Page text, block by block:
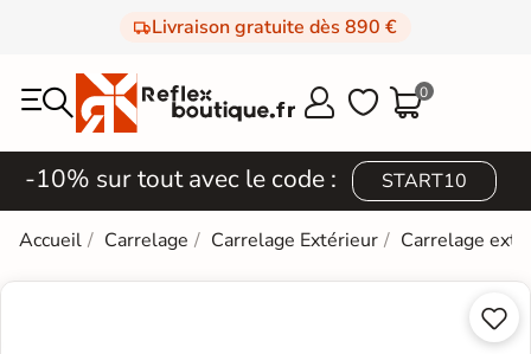
Livraison gratuite dès 890 €
  0
-10% sur tout avec le code : START10
Accueil Carrelage Carrelage Extérieur Carrelage

